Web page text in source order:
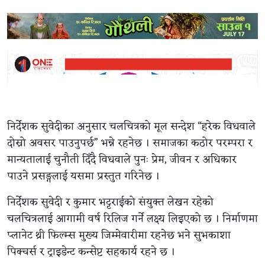
निर्देशक सुवेदीका अनुसार चलचित्रको मूल सन्देश “हरेक विधवाले
दोस्रो अवसर पाउनुपर्छ” भन्ने रहनेछ । समाजका कठोर परम्परा र
मान्यतालाई चुनौती दिँदै विधवाले पुनः प्रेम, जीवन र अधिकार
पाउने प्रसङ्गलाई यसमा प्रस्तुत गरिनेछ ।
निर्देशक सुवेदी र कुमार भट्टराईको संयुक्त लेखन रहेको
चलचित्रलाई आगामी वर्ष रिलिज गर्ने लक्ष्य लिइएको छ । निर्माणमा
प्लानेट थ्री फिल्म्स मुख्य जिम्मेवारीमा रहनेछ भने सुभकाशा
पिक्चर्स र ट्राइडेन्ट कन्सेप्ट सहकार्य रहने छ ।